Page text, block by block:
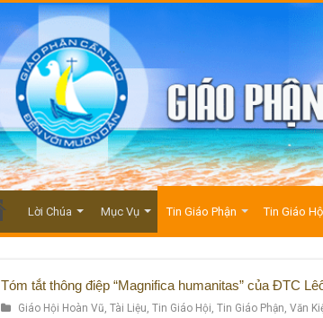
Lời Chúa Mục Vụ Tin Giáo Phận Tin Giáo
Tóm tắt thông điệp “Magnifica humanitas” của ĐTC
Giáo Hội Hoàn Vũ, Tài Liệu, Tin Giáo Hội, Tin Giáo Phận, Văn